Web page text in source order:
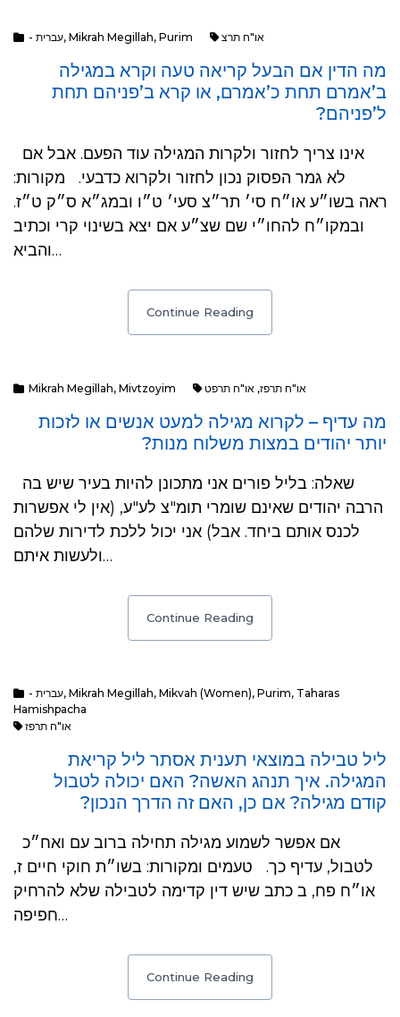
- עברית, Mikrah Megillah, Purim או"ח תרצ
מה הדין אם הבעל קריאה טעה וקרא במגילה
ב’אמרם תחת כ’אמרם, או קרא ב’פניהם תחת
ל’פניהם?
לא גמר הפסוק נכון לחזור ולקרוא כדבעי. מקורות:
ראה בשו״ע או״ח סי׳ תר״צ סעי׳ ט״ו ובמג״א ס״ק ט״ז.
ובמקו״ח להחו״י שם שצ״ע אם יצא בשינוי קרי וכתיב
והביא…
Continue Reading
Mikrah Megillah, Mivtzoyim או"ח תרפז, או"ח תרפט
מה עדיף – לקרוא מגילה למעט אנשים או לזכות
יותר יהודים במצות משלוח מנות?
הרבה יהודים שאינם שומרי תומ"צ לע"ע, (אין לי אפשרות
לכנס אותם ביחד. אבל) אני יכול ללכת לדירות שלהם
ולעשות איתם…
Continue Reading
- עברית, Mikrah Megillah, Mikvah (Women), Purim, Taharas
Hamishpacha
או"ח תרפז
ליל טבילה במוצאי תענית אסתר ליל קריאת
המגילה. איך תנהג האשה? האם יכולה לטבול
קודם מגילה? אם כן, האם זה הדרך הנכון?
לטבול, עדיף כך. טעמים ומקורות: בשו״ת חוקי חיים ז,
או״ח פח, ב כתב שיש דין קדימה לטבילה שלא להרחיק
חפיפה…
Continue Reading